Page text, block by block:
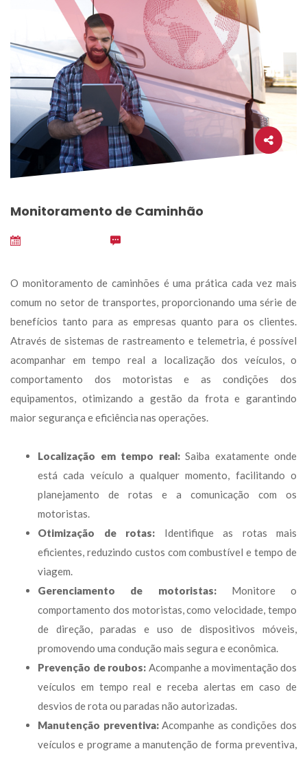
Monitoramento de Caminhão
O monitoramento de caminhões é uma prática cada vez mais
comum no setor de transportes, proporcionando uma série de
benefícios tanto para as empresas quanto para os clientes.
Através de sistemas de rastreamento e telemetria, é possível
acompanhar em tempo real a localização dos veículos, o
comportamento dos motoristas e as condições dos
equipamentos, otimizando a gestão da frota e garantindo
maior segurança e eficiência nas operações.
Localização em tempo real: Saiba exatamente onde
está cada veículo a qualquer momento, facilitando o
planejamento de rotas e a comunicação com os
motoristas.
Otimização de rotas: Identifique as rotas mais
eficientes, reduzindo custos com combustível e tempo de
viagem.
Gerenciamento de motoristas: Monitore o
comportamento dos motoristas, como velocidade, tempo
de direção, paradas e uso de dispositivos móveis,
promovendo uma condução mais segura e econômica.
Prevenção de roubos: Acompanhe a movimentação dos
veículos em tempo real e receba alertas em caso de
desvios de rota ou paradas não autorizadas.
Manutenção preventiva: Acompanhe as condições dos
veículos e programe a manutenção de forma preventiva,